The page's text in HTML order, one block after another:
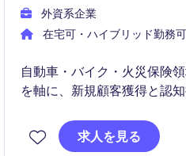
外資系企業
在宅可・ハイブリッド勤務可
自動車・バイク・火災保険
を軸に、新規顧客獲得と認
内外の関係者と連携してマ
します。
求人を見る